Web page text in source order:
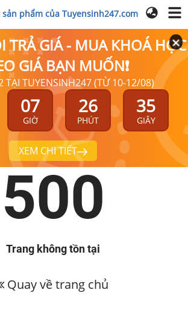
sản phẩm của Tuyensinh247.com
TRẢ GIÁ - MUA KHOÁ HỌC
GIÁ BẠN MUỐN❗
TẠI TUYENSINH247 (TỪ 10-12/08)
07
GIỜ
26
PHÚT
35
GIÂY
XEM CHI TIẾT
500
Trang không tồn tại
Quay về trang chủ